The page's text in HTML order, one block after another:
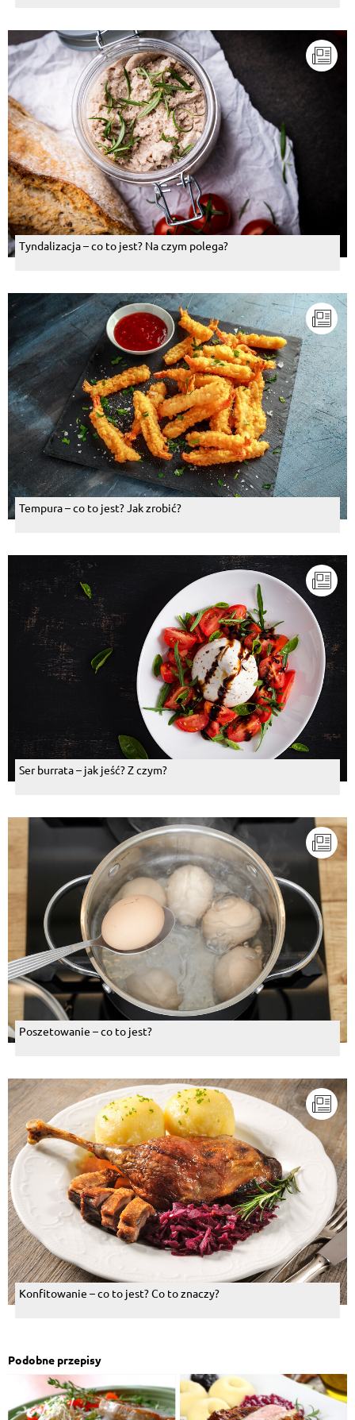
Tyndalizacja – co to jest? Na czym polega?
Tempura – co to jest? Jak zrobić?
Ser burrata – jak jeść? Z czym?
Poszetowanie – co to jest?
Konfitowanie – co to jest? Co to znaczy?
Podobne przepisy